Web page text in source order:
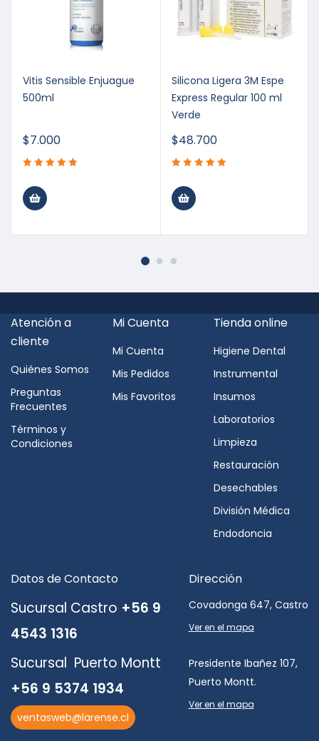
Vitis Sensible Enjuague
500ml
$7.000
Silicona Ligera 3M Espe
Express Regular 100 ml
Verde
$48.700
Atención a
cliente
Quiénes Somos
Preguntas
Frecuentes
Términos y
Condiciones
Mi Cuenta
Mi Cuenta
Mis Pedidos
Mis Favoritos
Tienda online
Higiene Dental
Instrumental
Insumos
Laboratorios
Limpieza
Restauración
Desechables
División Médica
Endodoncia
Datos de Contacto
Sucursal Castro +56 9
4543 1316
Sucursal Puerto Montt
+56 9 5374 1934
ventasweb@larense.cl
Dirección
Covadonga 647, Castro
Ver en el mapa
Presidente Ibañez 107,
Puerto Montt.
Ver en el mapa